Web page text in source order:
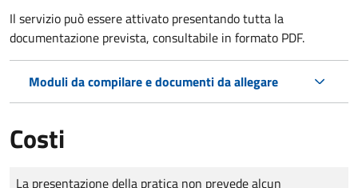
Il servizio può essere attivato presentando tutta la
documentazione prevista, consultabile in formato PDF.
Moduli da compilare e documenti da allegare
Costi
Tipo di pagamento
Importo
La presentazione della pratica non prevede alcun